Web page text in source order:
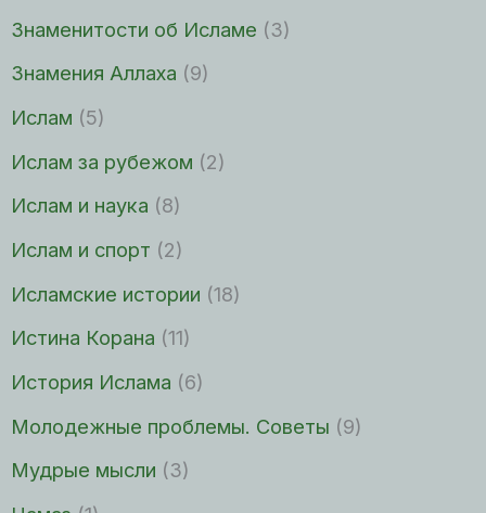
Знаменитости об Исламе (3)
Знамения Аллаха (9)
Ислам (5)
Ислам за рубежом (2)
Ислам и наука (8)
Ислам и спорт (2)
Исламские истории (18)
Истина Корана (11)
История Ислама (6)
Молодежные проблемы. Советы (9)
Мудрые мысли (3)